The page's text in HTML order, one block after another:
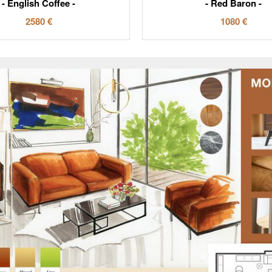
English Coffee
2580 €
Red Baron
1080 €